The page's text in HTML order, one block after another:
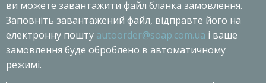
ви можете завантажити файл бланка замовлення.
Заповніть завантажений файл, відправте його на
електронну пошту autoorder@soap.com.ua і ваше
замовлення буде оброблено в автоматичному
режимі.